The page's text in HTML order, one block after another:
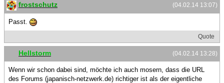
(04.02.14 13:07)
frostschutz
Passt.
Quote
(04.02.14 13:28)
Hellstorm
Wenn wir schon dabei sind, möchte ich auch mosern, dass die URL
des Forums (japanisch-netzwerk.de) richtiger ist als der eigentliche